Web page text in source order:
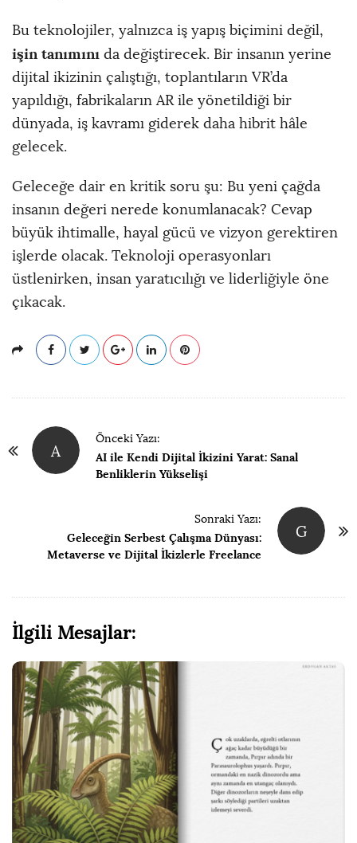
Bu teknolojiler, yalnızca iş yapış biçimini değil,
işin tanımını da değiştirecek. Bir insanın yerine
dijital ikizinin çalıştığı, toplantıların VR’da
yapıldığı, fabrikaların AR ile yönetildiği bir
dünyada, iş kavramı giderek daha hibrit hâle
gelecek.
Geleceğe dair en kritik soru şu: Bu yeni çağda
insanın değeri nerede konumlanacak? Cevap
büyük ihtimalle, hayal gücü ve vizyon gerektiren
işlerde olacak. Teknoloji operasyonları
üstlenirken, insan yaratıcılığı ve liderliğiyle öne
çıkacak.
a
A
Önceki Yazı:
AI ile Kendi Dijital İkizini Yarat: Sanal
Benliklerin Yükselişi
G
Sonraki Yazı:
Geleceğin Serbest Çalışma Dünyası:
Metaverse ve Dijital İkizlerle Freelance
İlgili Mesajlar: